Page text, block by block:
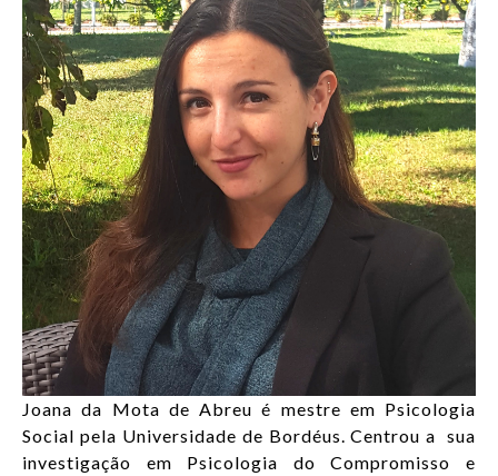
ENTRAR
PT Lista de
Joana da Mota de Abreu é mestre em Psicologia
Social pela Universidade de Bordéus. Centrou a sua
investigação em Psicologia do Compromisso e